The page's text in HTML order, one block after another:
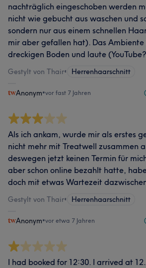
nachträglich eingeschoben werden
nicht wie gebucht aus waschen und
sondern nur aus einem schnellen
mir aber gefallen hat). Das Ambiente
dreckigen Boden und laute
Gestylt von Thair• Herrenhaarschnitt
Anonym•vor fast 7 Jahren
Als ich ankam, wurde mir als erstes
nicht mehr mit Treatwell zusammen
deswegen jetzt keinen Termin für
aber schon online bezahlt hatte,
doch mit etwas Wartezeit
Gestylt von Thair• Herrenhaarschnitt
Anonym•vor etwa 7 Jahren
I had booked for 12:30. I arrived at